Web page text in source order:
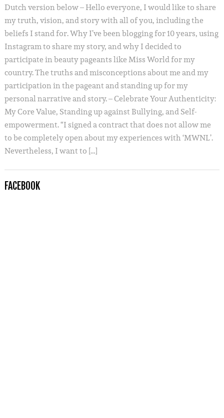
Dutch version below – Hello everyone, I would like to share
my truth, vision, and story with all of you, including the
beliefs I stand for. Why I’ve been blogging for 10 years, using
Instagram to share my story, and why I decided to
participate in beauty pageants like Miss World for my
country. The truths and misconceptions about me and my
participation in the pageant and standing up for my
personal narrative and story. – Celebrate Your Authenticity:
My Core Value, Standing up against Bullying, and Self-
empowerment. “I signed a contract that does not allow me
to be completely open about my experiences with ‘MWNL’.
Nevertheless, I want to […]
FACEBOOK